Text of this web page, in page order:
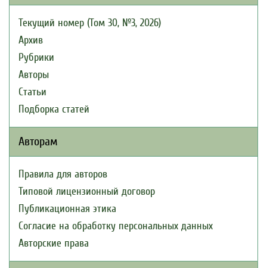
Текущий номер (Том 30, №3, 2026)
Архив
Рубрики
Авторы
Статьи
Подборка статей
Авторам
Правила для авторов
Типовой лицензионный договор
Публикационная этика
Согласие на обработку персональных данных
Авторские права